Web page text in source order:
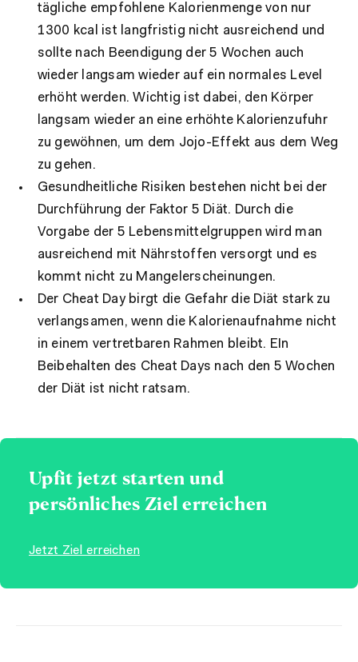
tägliche empfohlene Kalorienmenge von nur
1300 kcal ist langfristig nicht ausreichend und
sollte nach Beendigung der 5 Wochen auch
wieder langsam wieder auf ein normales Level
erhöht werden. Wichtig ist dabei, den Körper
langsam wieder an eine erhöhte Kalorienzufuhr
zu gewöhnen, um dem Jojo-Effekt aus dem Weg
zu gehen.
Gesundheitliche Risiken bestehen nicht bei der
Durchführung der Faktor 5 Diät. Durch die
Vorgabe der 5 Lebensmittelgruppen wird man
ausreichend mit Nährstoffen versorgt und es
kommt nicht zu Mangelerscheinungen.
Der Cheat Day birgt die Gefahr die Diät stark zu
verlangsamen, wenn die Kalorienaufnahme nicht
in einem vertretbaren Rahmen bleibt. EIn
Beibehalten des Cheat Days nach den 5 Wochen
der Diät ist nicht ratsam.
Upfit jetzt starten und
persönliches Ziel erreichen
Jetzt Ziel erreichen